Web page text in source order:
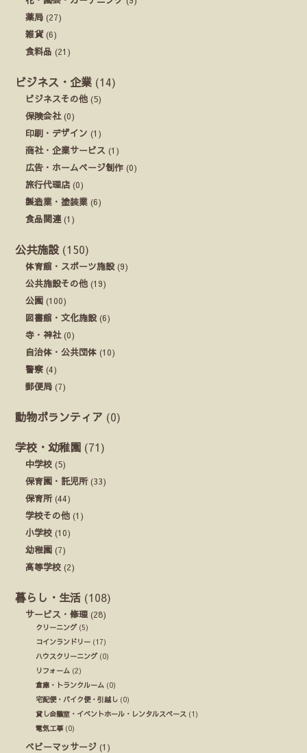
薬局 (27)
雑貨(6)
食料品 (21)
ビジネス・企業 (14)
ビジネスその他 (5)
保険会社(0)
印刷・デザイン (1)
商社・企業サービス (1)
広告・ホームページ制作 (0)
旅行代理店 (0)
製造業・塗装業 (6)
食品関連 (1)
公共施設 (150)
体育館・スポーツ施設(9)
公共施設その他 (19)
公園 (100)
図書館・文化施設(6)
寺・神社(0)
自治体・公共団体 (10)
警察 (4)
郵便局 (7)
動物ボランティア (0)
学校・幼稚園 (71)
中学校 (5)
保育園・託児所(33)
保育所(44)
学校その他 (1)
小学校 (10)
幼稚園 (7)
高等学校 (2)
暮らし・生活 (108)
サービス・修理 (28)
クリーニング(5)
コインランドリー (17)
ハウスクリーニング(0)
リフォーム (2)
倉庫・トランクルーム (0)
宅配便・バイク便・引越し (0)
貸し会議室・イベントホール・レンタルスペース (1)
電気工事(0)
ベビーマッサージ (1)